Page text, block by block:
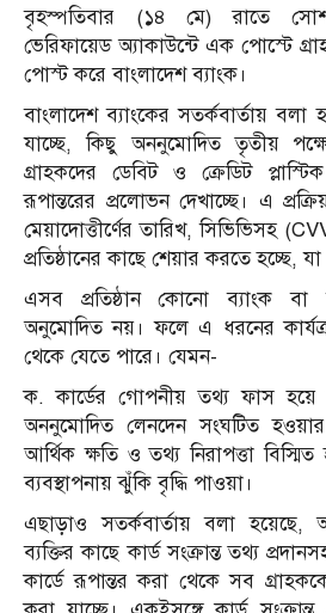
বৃহস্পতিবার (১৪ মে) রাতে
ভেরিফায়েড অ্যাকাউন্টে এক পোস্টে
পোস্ট করে বাংলাদেশ ব্যাংক।
বাংলাদেশ ব্যাংকের সতর্কবার্তায় বলা
যাচ্ছে, কিছু অননুমোদিত তৃতীয় পক্ষের
গ্রাহকদের ডেবিট ও ক্রেডিট
রূপান্তরের প্রলোভন দেখাচ্ছে। এ
মেয়াদোত্তীর্ণের তারিখ, সিভিভিসহ
প্রতিষ্ঠানের কাছে শেয়ার করতে হচ্ছে,
এসব প্রতিষ্ঠান কোনো ব্যাংক বা
অনুমোদিত নয়। ফলে এ ধরনের
থেকে যেতে পারে। যেমন-
ক. কার্ডের গোপনীয় তথ্য ফাস হয়ে
অননুমোদিত লেনদেন সংঘটিত হওয়ার
আর্থিক ক্ষতি ও তথ্য নিরাপত্তা
ব্যবস্থাপনায় ঝুঁকি বৃদ্ধি পাওয়া।
এছাড়াও সতর্কবার্তায় বলা হয়েছে,
ব্যক্তির কাছে কার্ড সংক্রান্ত তথ্য
কার্ডে রূপান্তর করা থেকে সব